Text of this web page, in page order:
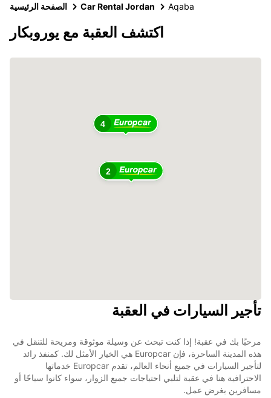
الصفحة الرئيسية Car Rental Jordan Aqaba
اكتشف العقبة مع يوروبكار
2
4
تأجير السيارات في العقبة
مرحبًا بك في عقبة! إذا كنت تبحث عن وسيلة موثوقة ومريحة للتنقل في
هذه المدينة الساحرة، فإن Europcar هي الخيار الأمثل لك. كمنفذ رائد
لتأجير السيارات في جميع أنحاء العالم، تقدم Europcar خدماتها
الاحترافية هنا في عقبة لتلبي احتياجات جميع الزوار، سواء كانوا سياحًا أو
مسافرين بغرض عمل.